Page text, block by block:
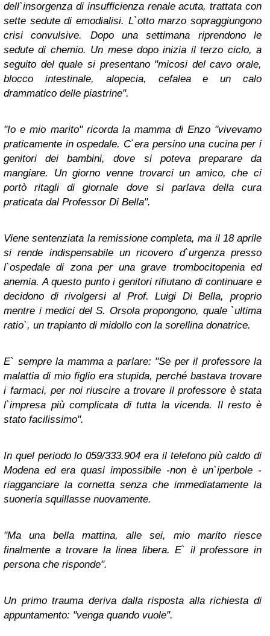
dell`insorgenza di insufficienza renale acuta, trattata con
sette sedute di emodialisi. L`otto marzo sopraggiungono
crisi convulsive. Dopo una settimana riprendono le
sedute di chemio. Un mese dopo inizia il terzo ciclo, a
seguito del quale si presentano "micosi del cavo orale,
blocco intestinale, alopecia, cefalea e un calo
drammatico delle piastrine".
"Io e mio marito" ricorda la mamma di Enzo "vivevamo
praticamente in ospedale. C`era persino una cucina per i
genitori dei bambini, dove si poteva preparare da
mangiare. Un giorno venne trovarci un amico, che ci
portò ritagli di giornale dove si parlava della cura
praticata dal Professor Di Bella".
Viene sentenziata la remissione completa, ma il 18 aprile
si rende indispensabile un ricovero d`urgenza presso
l`ospedale di zona per una grave trombocitopenia ed
anemia. A questo punto i genitori rifiutano di continuare e
decidono di rivolgersi al Prof. Luigi Di Bella, proprio
mentre i medici del S. Orsola propongono, quale `ultima
ratio`, un trapianto di midollo con la sorellina donatrice.
E` sempre la mamma a parlare: "Se per il professore la
malattia di mio figlio era stupida, perché bastava trovare
i farmaci, per noi riuscire a trovare il professore è stata
l`impresa più complicata di tutta la vicenda. Il resto è
stato facilissimo".
In quel periodo lo 059/333.904 era il telefono più caldo di
Modena ed era quasi impossibile -non è un`iperbole -
riagganciare la cornetta senza che immediatamente la
suoneria squillasse nuovamente.
"Ma una bella mattina, alle sei, mio marito riesce
finalmente a trovare la linea libera. E` il professore in
persona che risponde".
Un primo trauma deriva dalla risposta alla richiesta di
appuntamento: "venga quando vuole".